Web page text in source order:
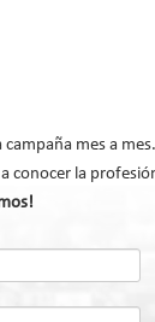
mes a mes.
conocer la